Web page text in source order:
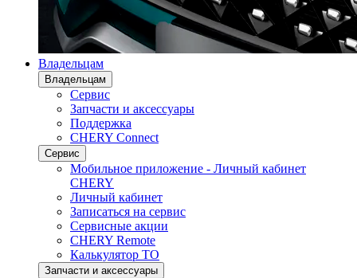
Владельцам
Владельцам
Сервис
Запчасти и аксессуары
Поддержка
CHERY Connect
Сервис
Мобильное приложение - Личный кабинет
CHERY
Личный кабинет
Записаться на сервис
Сервисные акции
CHERY Remote
Калькулятор ТО
Запчасти и аксессуары